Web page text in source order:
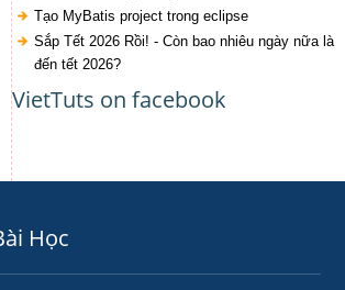
Tạo MyBatis project trong eclipse
Sắp Tết 2026 Rồi! - Còn bao nhiêu ngày nữa là
đến tết 2026?
VietTuts on facebook
Học